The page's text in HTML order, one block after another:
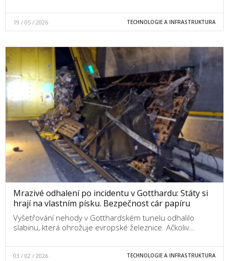
19 / 05 / 2026 TECHNOLOGIE A INFRASTRUKTURA
Mrazivé odhalení po incidentu v Gotthardu: Státy si
hrají na vlastním písku. Bezpečnost cár papíru
Vyšetřování nehody v Gotthardském tunelu odhalilo
slabinu, která ohrožuje evropské železnice. Ačkoliv…
03 / 02 / 2026 TECHNOLOGIE A INFRASTRUKTURA